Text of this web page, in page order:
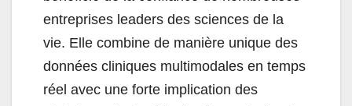
entreprises leaders des sciences de la
vie. Elle combine de manière unique des
données cliniques multimodales en temps
réel avec une forte implication des